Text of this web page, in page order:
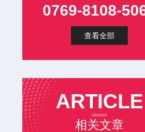
0769-8108-
查看全部
ARTICLE
相关文章